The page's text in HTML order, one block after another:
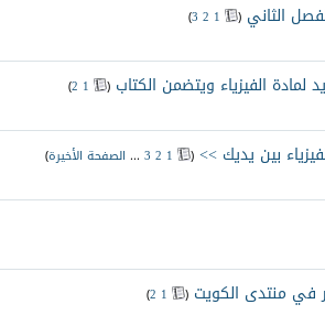
الثاني (
1
2
3
)
لمادة الفيزياء ويتضمن الكتاب (
1
2
)
بين يديك >> (
1
2
3
... الصفحة الأخيرة)
منتدى الكويت (
1
2
)